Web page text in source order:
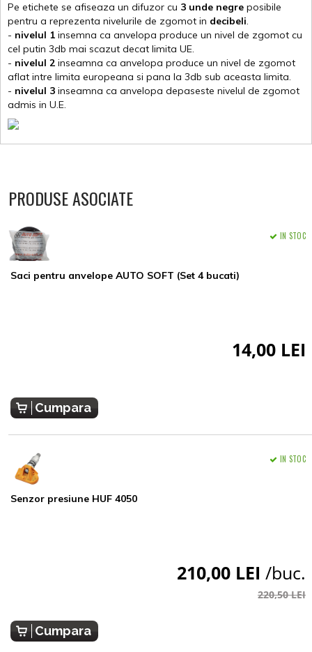
Pe etichete se afiseaza un difuzor cu 3 unde negre posibile
pentru a reprezenta nivelurile de zgomot in decibeli.
- nivelul 1 insemna ca anvelopa produce un nivel de zgomot cu
cel putin 3db mai scazut decat limita UE.
- nivelul 2 inseamna ca anvelopa produce un nivel de zgomot
aflat intre limita europeana si pana la 3db sub aceasta limita.
- nivelul 3 inseamna ca anvelopa depaseste nivelul de zgomot
admis in U.E.
PRODUSE ASOCIATE
Saci pentru anvelope AUTO SOFT (Set 4 bucati)
IN STOC
14,00 LEI
Cumpara
Senzor presiune HUF 4050
IN STOC
210,00 LEI /buc.
220,50 LEI
Cumpara